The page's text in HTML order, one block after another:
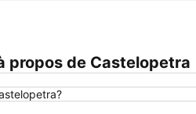
propos de Castelopetra